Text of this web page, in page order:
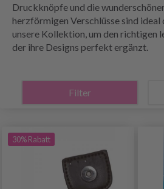
Druckknöpfe und die
herzförmigen Verschlüsse sind ideal
unsere Kollektion, um den richtigen
der ihre Designs perfekt ergänzt.
Filter
30% Rabatt